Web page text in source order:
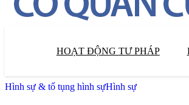
HOẠT ĐỘNG TƯ PHÁP
Hình sự & tố tụng hình sựHình sự